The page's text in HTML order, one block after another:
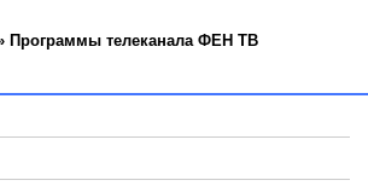
Программы телеканала ФЕН ТВ